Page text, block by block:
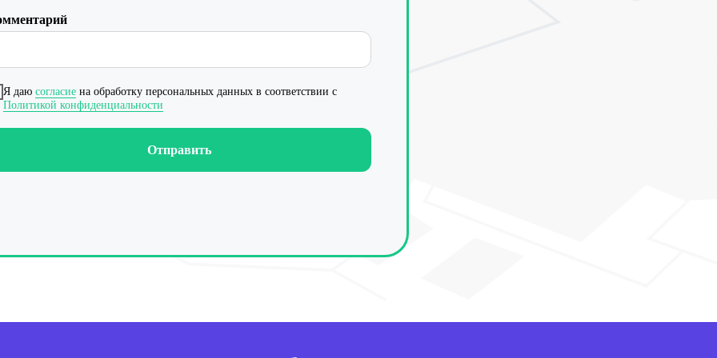
Я даю согласиена обработку персональных данных в соответствии с
Политикой конфиденциальности
Отправить